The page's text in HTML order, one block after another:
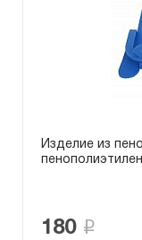
Изделие из
180